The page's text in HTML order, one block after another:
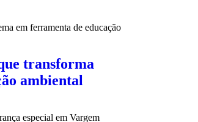
transforma
ambiental